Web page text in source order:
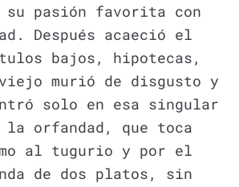
su pasión favorita con
Después acaeció el
bajos, hipotecas,
murió de disgusto y
solo en esa singular
la orfandad, que toca
al tugurio y por el
de dos platos, sin